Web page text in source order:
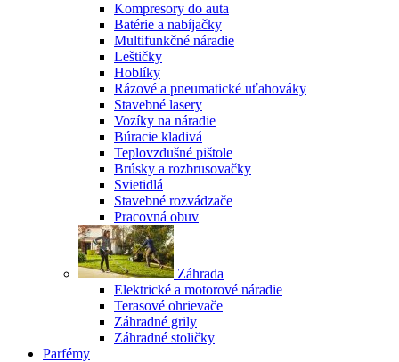
Kompresory do auta
Batérie a nabíjačky
Multifunkčné náradie
Leštičky
Hoblíky
Rázové a pneumatické uťahováky
Stavebné lasery
Vozíky na náradie
Búracie kladivá
Teplovzdušné pištole
Brúsky a rozbrusovačky
Svietidlá
Stavebné rozvádzače
Pracovná obuv
Záhrada
Elektrické a motorové náradie
Terasové ohrievače
Záhradné grily
Záhradné stoličky
Parfémy